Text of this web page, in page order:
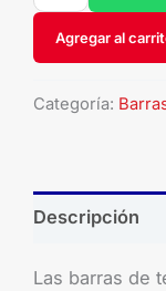
Agregar al
Categoría:
Descripción
Las barras de